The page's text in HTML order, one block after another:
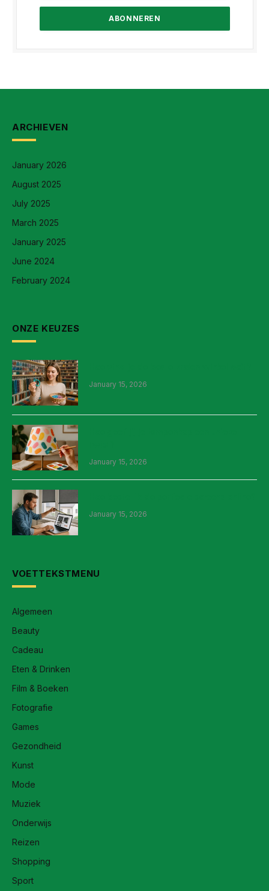
ARCHIEVEN
January 2026
August 2025
July 2025
March 2025
January 2025
June 2024
February 2024
ONZE KEUZES
January 15, 2026
January 15, 2026
January 15, 2026
VOETTEKSTMENU
Algemeen
Beauty
Cadeau
Eten & Drinken
Film & Boeken
Fotografie
Games
Gezondheid
Kunst
Mode
Muziek
Onderwijs
Reizen
Shopping
Sport